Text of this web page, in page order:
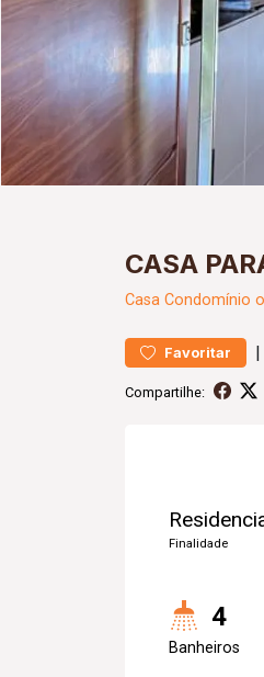
CASA
Casa Condomínio
Favoritar |
Compartilhe:
Finalidade
4
Banheiros